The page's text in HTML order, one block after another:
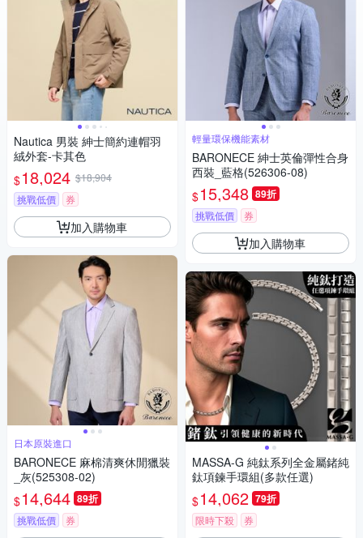
Nautica 男裝 紳士簡約連帽羽
絨外套-卡其色
$18,024 $18,904
挑戰低價
券
加入購物車
日本原裝進口
BARONECE 麻棉清爽休閒獵裝
_灰(525308-02)
$14,644 89折
挑戰低價 券
輕量環保機能素材
BARONECE 紳士英倫彈性合身
西裝_藍格(526306-08)
$15,348 89折
挑戰低價 券
加入購物車
MASSA-G 純鈦系列全金屬鍺純
鈦項鍊手環組(多款任選)
$14,062 79折
限時下殺 券